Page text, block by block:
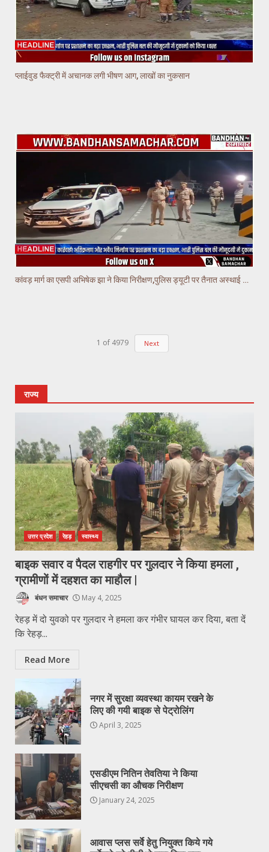
प्लाईवुड फैक्ट्री में अचानक लगी भीषण आग, लाखों का नुकसान
कांवड़ मार्ग का एसपी अभिषेक झा ने किया निरीक्षण,पुलिस ड्यूटी पर तैनात अस्थाई चौकियो का किया निरीक्षण
1 of 4979 Next
राज्य
उत्तर प्रदेश रेहड़ स्वास्थ्य
बाइक सवार व पैदल राहगीर पर गुलदार ने किया हमला ,
ग्रामीणों में दहशत का माहौल |
बंधन समाचार May 4, 2025
रेहड़ में दो युवको पर गुलदार ने हमला कर गंभीर घायल कर दिया, बता दें
कि रेहड़...
Read More
नगर में सुरक्षा व्यवस्था कायम रखने के
लिए की गयी बाइक से पेट्रोलिंग
April 3, 2025
एसडीएम नितिन तेवतिया ने किया
सीएचसी का औचक निरीक्षण
January 24, 2025
आवास प्लस सर्वे हेतु नियुक्त किये गये